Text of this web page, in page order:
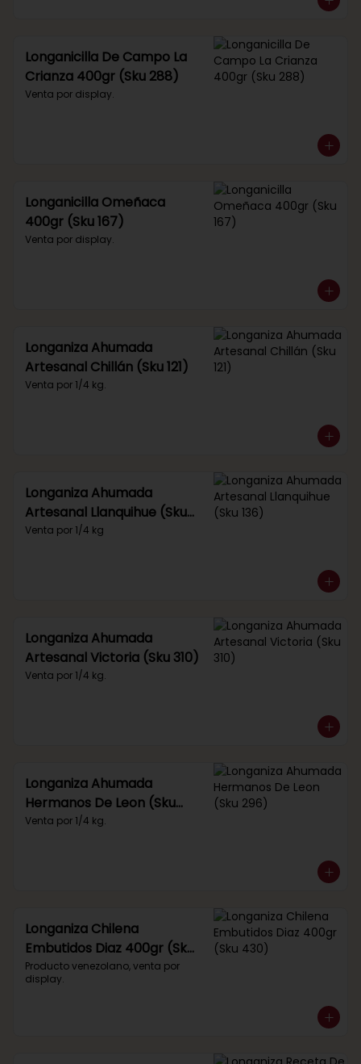
Longanicilla De Campo La
Crianza 400gr (Sku 288)
Venta por display.
Longanicilla Omeñaca
400gr (Sku 167)
Venta por display.
Longaniza Ahumada
Artesanal Chillán (Sku 121)
Venta por 1/4 kg.
Longaniza Ahumada
Artesanal Llanquihue (Sku
136)
Venta por 1/4 kg
Longaniza Ahumada
Artesanal Victoria (Sku 310)
Venta por 1/4 kg.
Longaniza Ahumada
Hermanos De Leon (Sku
296)
Venta por 1/4 kg.
Longaniza Chilena
Embutidos Diaz 400gr (Sku
430)
Producto venezolano, venta por
display.